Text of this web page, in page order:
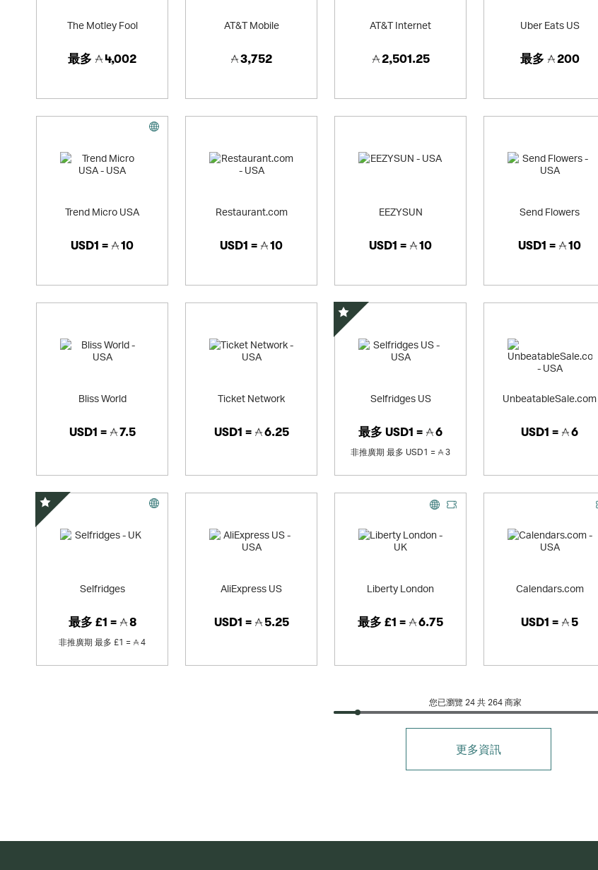
The Motley Fool
最多 4,002
AT&T Mobile
3,752
AT&T Internet
2,501.25
Uber Eats US
最多 200
Trend Micro USA
USD1 = 10
Restaurant.com
USD1 = 10
EEZYSUN
USD1 = 10
Send Flowers
USD1 = 10
Bliss World
USD1 = 7.5
Ticket Network
USD1 = 6.25
Selfridges US
最多 USD1 = 6
非推廣期 最多 USD1 = 3
精選優惠
UnbeatableSale.com
USD1 = 6
Selfridges
最多 £1 = 8
非推廣期 最多 £1 = 4
精選優惠
AliExpress US
USD1 = 5.25
Liberty London
最多 £1 = 6.75
Calendars.com
USD1 = 5
您已瀏覽 24 共 264商家
更多資訊